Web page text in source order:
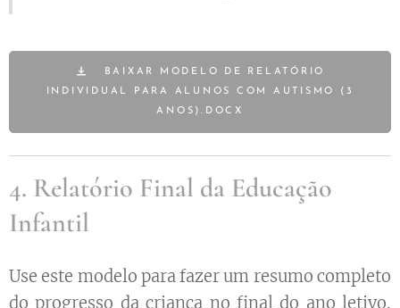
BAIXAR MODELO DE RELATÓRIO
INDIVIDUAL PARA ALUNOS COM AUTISMO (3
ANOS).DOCX
4. Relatório Final da Educação
Infantil
Use este modelo para fazer um resumo completo
do progresso da criança no final do ano letivo.